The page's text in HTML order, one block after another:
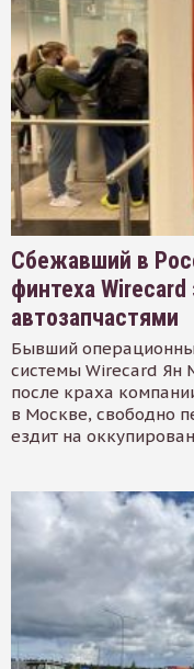
Сбежавший в
финтеха
автозапчастями
Бывший
системы Wirecard Ян
после краха
в Москве, свободно
ездит на